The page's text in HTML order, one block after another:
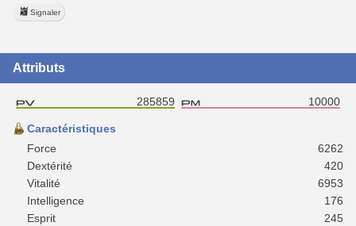
Signaler
Attributs
285859 10000
Caractéristiques
Force
6262
Dextérité
420
Vitalité
6953
Intelligence
176
Esprit
245